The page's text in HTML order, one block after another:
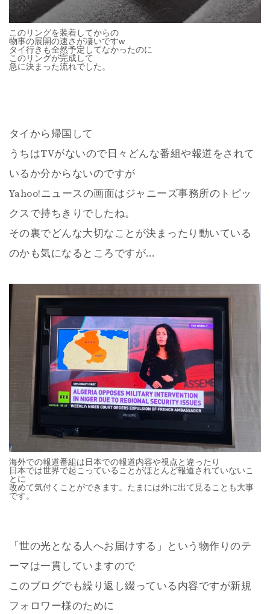
このリングを装着してからの
物事の展開の速さが凄いですw
タイ行きも全然予定してなかったのに
このリングが完成して
急に決まった流れでした。
タイから帰国して
うちはTVがないので日々どんな番組や報道をされて
いるか分からないのですが
Yahoo!ニュースの画面はジャニーズ事務所のトピッ
クスで持ちきりでしたね。
その裏でどんな大切なことが決まったり動いている
のかも気になるところですが…
海外での報道番組は日本での報道内容や視点と違ったり
日本では世界で起こっていることがほとんど報道されていないこ
とに
改めて気付くことができます。たまには外に出て見ることも大事
です。
「世の光となる人へお届けする」という物作りのテ
ーマは一貫していますので
このブログでも繰り返し綴っている内容ですが新規
フォロワー様のために